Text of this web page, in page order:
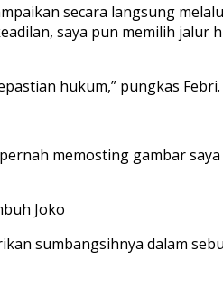
secara langsung
saya pun memilih jalur
hukum,” pungkas Febri.
memosting gambar
Joko
sumbangsihnya dalam